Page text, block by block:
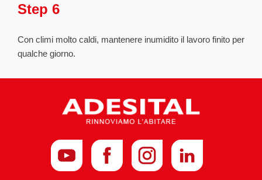
Step 6
Con climi molto caldi, mantenere inumidito il lavoro finito per
qualche giorno.